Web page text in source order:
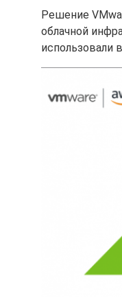
Решение
облачной
использовали